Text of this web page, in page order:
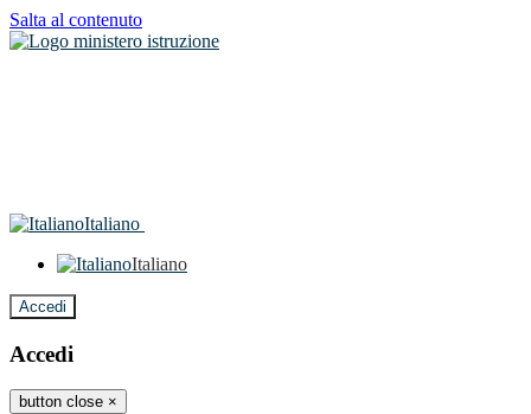
Salta al contenuto
Italiano
Italiano
Accedi
Accedi
button close ×